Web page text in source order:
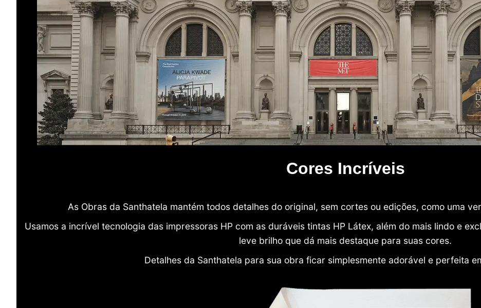
Cores Incríveis
As Obras da Santhatela mantém todos detalhes do original, sem cortes ou edições, como uma
Usamos a incrível tecnologia das impressoras HP com as duráveis tintas HP Látex, além do mais lindo e
leve brilho que dá mais destaque para suas cores.
Detalhes da Santhatela para sua obra ficar simplesmente adorável e perfeita